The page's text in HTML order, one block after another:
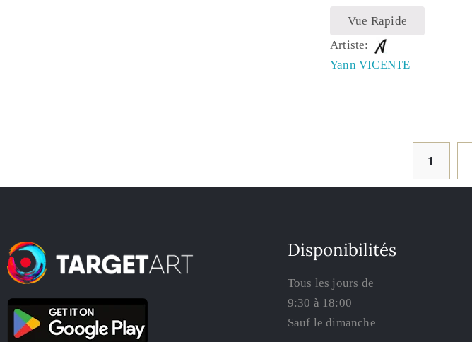
Vue Rapide
Artiste:
Yann VICENTE
1
Disponibilités
Tous les jours de
9:30 à 18:00
Sauf le dimanche